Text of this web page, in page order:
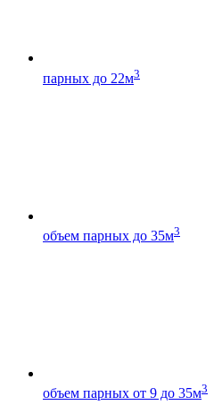
парных до 22м3
объем парных до 35м3
объем парных от 9 до 35м3